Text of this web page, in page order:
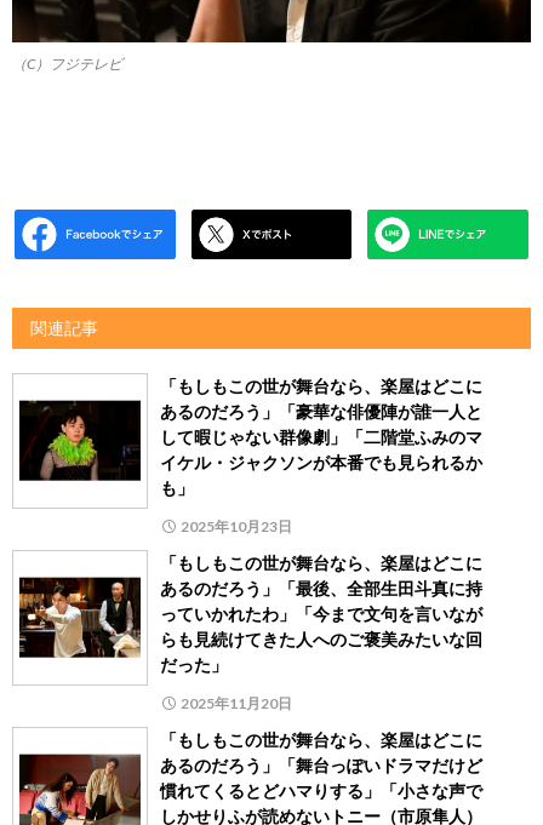
（C）フジテレビ
関連記事
「もしもこの世が舞台なら、楽屋はどこに
あるのだろう」「豪華な俳優陣が誰一人と
して暇じゃない群像劇」「二階堂ふみのマ
イケル・ジャクソンが本番でも見られるか
も」
2025年10月23日
「もしもこの世が舞台なら、楽屋はどこに
あるのだろう」「最後、全部生田斗真に持
っていかれたわ」「今まで文句を言いなが
らも見続けてきた人へのご褒美みたいな回
だった」
2025年11月20日
「もしもこの世が舞台なら、楽屋はどこに
あるのだろう」「舞台っぽいドラマだけど
慣れてくるとどハマりする」「小さな声で
しかせりふが読めないトニー（市原隼人）